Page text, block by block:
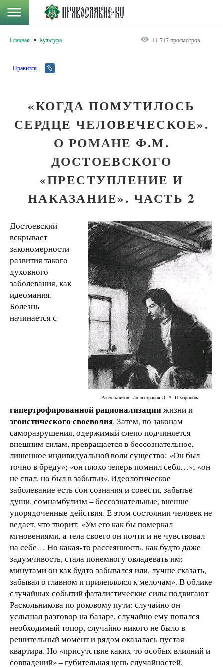
Главная Культура 11 717 просмотров
Нравится
«КОГДА ПОМУТИЛОСЬ
СЕРДЦЕ ЧЕЛОВЕЧЕСКОЕ».
О РОМАНЕ Ф.М.
ДОСТОЕВСКОГО
«ПРЕСТУПЛЕНИЕ И
НАКАЗАНИЕ». ЧАСТЬ 2
Раскольников. Иллюстрация Д. А. Шмаринова
Достоевский
вскрывает
закономерности
развития такого
духовного
заболевания, как
идеомания.
Болезнь
начинается с
гипертрофированнойрационализациижизни и
эгоистического своеволия. Затем, по законам
саморазрушения, одержимый слепо подчиняется
внешним силам, превращается в бессознательное,
лишенное индивидуальной воли существо: «Он был
точно в бреду»; «он плохо теперь помнил себя…»; «он
не спал, но был в забытьи». Идеологическое
заболевание есть сон сознания и совести, забытье
души, сомнамбулизм – бессознательные, внешне
упорядоченные действия. В этом состоянии человек не
ведает, что творит: «Ум его как бы померкал
мгновениями, а тела своего он почти и не чувствовал
на себе… Но какая-то рассеянность, как будто даже
задумчивость, стала понемногу овладевать им:
минутами он как будто забывался или, лучше сказать,
забывал о главном и прилеплялся к мелочам». В облике
случайных событий фаталистические силы подвигают
Раскольникова по роковому пути: случайно он
услышал разговор на базаре, случайно ему попался
необходимый топор, случайно никого не было в
решительный момент и рядом оказалась пустая
квартира. Но «присутствие каких-то особых влияний и
совпадений» – губительная цепь случайностей,